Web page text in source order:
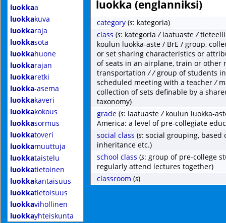
luokkaa
luokkakuva
luokkaraja
luokkasota
luokkahuone
luokkarajan
luokkaretki
luokka-asema
luokkakaveri
luokkakokous
luokkasormus
luokkatoveri
luokkamuuttuja
luokkataistelu
luokkatietoinen
luokkakantaisuus
luokkatietoisuus
luokkavihollinen
luokkayhteiskunta
luokka (englanniksi)
category (s: kategoria)
class (s: kategoria/ laatuaste/
koulun luokka-aste / BrE / group,
or set sharing characteristics or
of seats in an airplane, train or other
transportation//group of students
scheduled meeting with a teacher/
collection of sets definable by a
taxonomy)
grade (s: laatuaste/ koulun luokka-
America: a level of pre-collegiate
social class (s: social grouping, based
inheritance etc.)
school class (s: group of pre-college
regularly attend lectures together)
classroom (s)